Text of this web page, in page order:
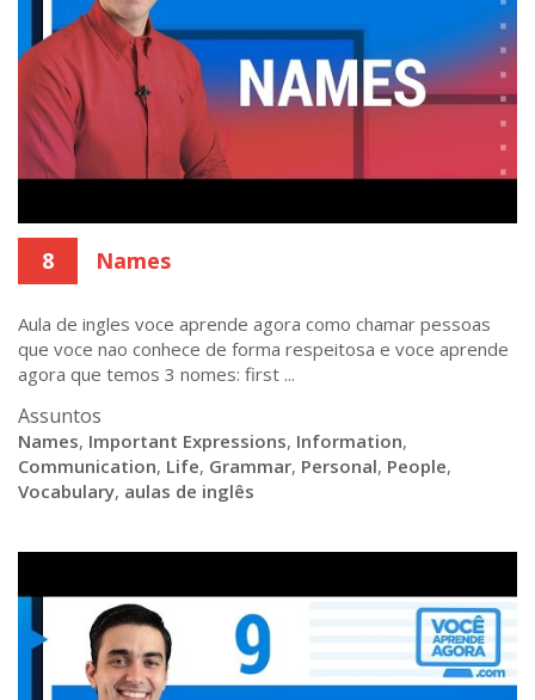
8 Names
Aula de ingles voce aprende agora como chamar pessoas
que voce nao conhece de forma respeitosa e voce aprende
agora que temos 3 nomes: first ...
Assuntos
Names, Important Expressions, Information,
Communication, Life, Grammar, Personal, People,
Vocabulary, aulas de inglês